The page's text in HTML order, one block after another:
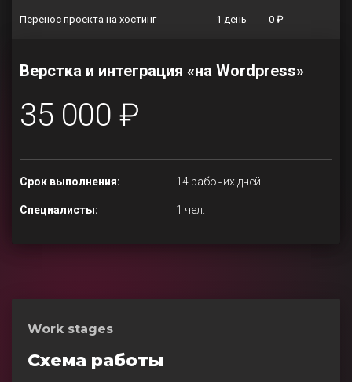
Перенос проекта на хостинг 1 день 0 ₽
Верстка и интеграция «на Wordpress»
35 000 ₽
Срок выполнения: 14 рабочих дней
Специалисты: 1 чел.
Work stages
Схема работы